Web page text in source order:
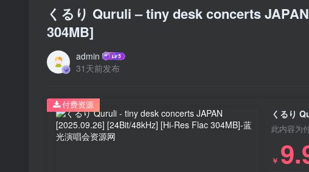
くるり Quruli – tiny desk concerts
304MB]
admin
31天前发布
此内容为
￥
付费资源